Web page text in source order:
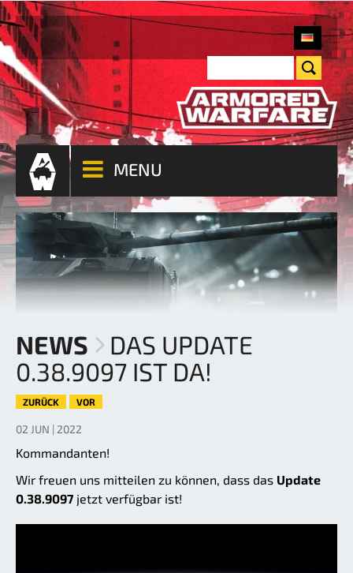
MENU
NEWS
DAS UPDATE
0.38.9097 IST DA!
ZURÜCK VOR
02 JUN | 2022
Kommandanten!
Wir freuen uns mitteilen zu können, dass das Update
0.38.9097 jetzt verfügbar ist!